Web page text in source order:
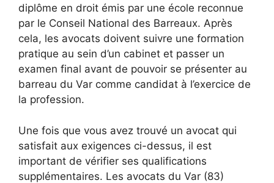
diplôme en droit émis par une école reconnue
par le Conseil National des Barreaux. Après
cela, les avocats doivent suivre une formation
pratique au sein d’un cabinet et passer un
examen final avant de pouvoir se présenter au
barreau du Var comme candidat à l’exercice de
la profession.
Une fois que vous avez trouvé un avocat qui
satisfait aux exigences ci-dessus, il est
important de vérifier ses qualifications
supplémentaires. Les avocats du Var (83)